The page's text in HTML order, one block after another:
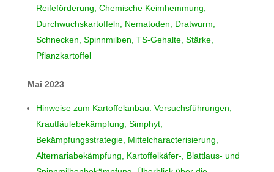
Reifeförderung, Chemische Keimhemmung,
Durchwuchskartoffeln, Nematoden, Dratwurm,
Schnecken, Spinnmilben, TS-Gehalte, Stärke,
Pflanzkartoffel
Mai 2023
Hinweise zum Kartoffelanbau: Versuchsführungen,
Krautfäulebekämpfung, Simphyt,
Bekämpfungsstrategie, Mittelcharacterisierung,
Alternariabekämpfung, Kartoffelkäfer-, Blattlaus- und